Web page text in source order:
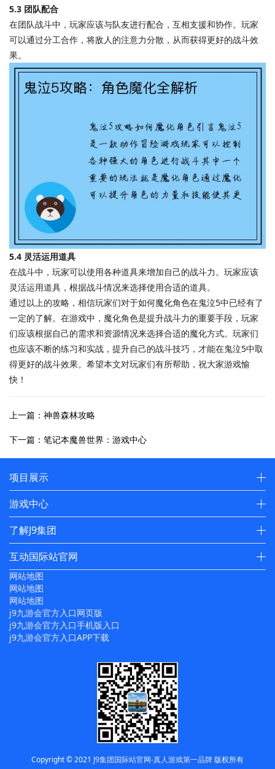
5.3 团队配合
在团队战斗中，玩家应该与队友进行配合，互相支援和协作。玩家
可以通过分工合作，将敌人的注意力分散，从而获得更好的战斗效
果。
5.4 灵活运用道具
在战斗中，玩家可以使用各种道具来增加自己的战斗力。玩家应该
灵活运用道具，根据战斗情况来选择使用合适的道具。
通过以上的攻略，相信玩家们对于如何魔化角色在鬼泣5中已经有了
一定的了解。在游戏中，魔化角色是提升战斗力的重要手段，玩家
们应该根据自己的需求和资源情况来选择合适的魔化方式。玩家们
也应该不断的练习和实战，提升自己的战斗技巧，才能在鬼泣5中取
得更好的战斗效果。希望本文对玩家们有所帮助，祝大家游戏愉
快！
上一篇：神兽森林攻略
下一篇：笔记本魔兽世界：游戏中心
项目展示
游戏中心
了解J9集团
互动国际站官网
网站地图
网站地图
网站地图
j9九游会官方入口网页版
j9九游会官方入口手机版入口
j9九游会官方入口APP下载
Copyright © 2021 J9集团国际站官网-真人游戏第一品牌版权所有